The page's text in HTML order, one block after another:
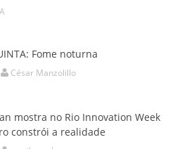
Fome noturna
César Manzolillo
mostra no Rio Innovation Week
constrói a realidade